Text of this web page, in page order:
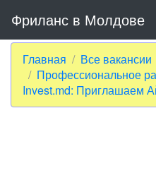
Фриланс в Молдове
Главная
Все вакансии
Профессиональное
Invest.md: Приглашаем